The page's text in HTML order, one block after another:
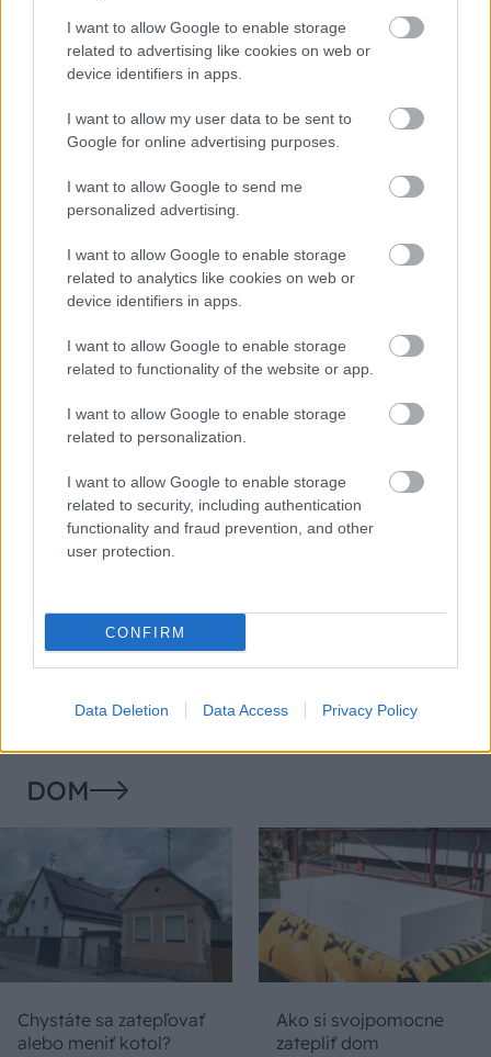
I want to allow Google to enable storage
related to advertising like cookies on web or
device identifiers in apps.
I want to allow my user data to be sent to
Google for online advertising purposes.
I want to allow Google to send me
personalized advertising.
I want to allow Google to enable storage
related to analytics like cookies on web or
device identifiers in apps.
I want to allow Google to enable storage
related to functionality of the website or app.
I want to allow Google to enable storage
related to personalization.
I want to allow Google to enable storage
related to security, including authentication
functionality and fraud prevention, and other
user protection.
CONFIRM
Data Deletion Data Access Privacy Policy
CHALUPA
Na Morave prerobila
starú chalupu na
nepoznanie: Keď
že nie ste v Toskánsku
S motorovou pílou sa
dokáže aj podpísať.
montovaný domček v
duchu tradícií
10 najčastejších
skrytých chýb, ktoré
vás môžu nepríjemne
1654 sa nevidí každý
deň!
DOM
Chystáte sa zatepľovať
alebo meniť kotol?
Ako si svojpomocne
zatepliť dom